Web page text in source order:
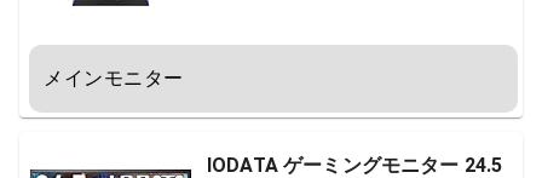
メインモニター
IODATA ゲーミングモニター 24.5